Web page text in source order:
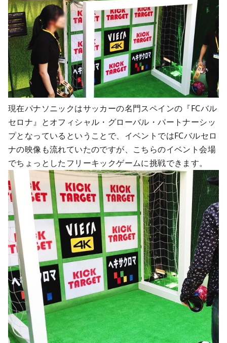
現在パナソニックはサッカーの名門スペインの『FCバル
セロナ』とオフィシャル・グローバル・パートナーシッ
プとなっているということで、イベントではFCバルセロ
ナの映像も流れていたのですが、こちらのイベント会場
でちょっとしたフリーキックゲームに挑戦できます。